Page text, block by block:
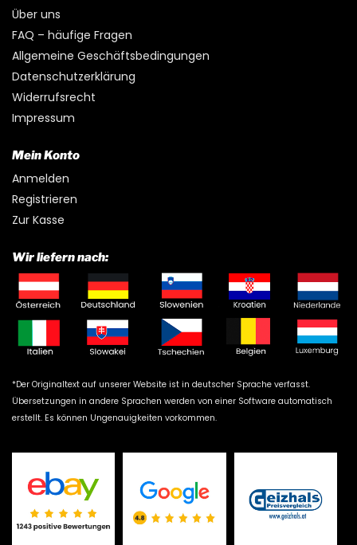
Über uns
FAQ – häufige Fragen
Allgemeine Geschäftsbedingungen
Datenschutzerklärung
Widerrufsrecht
Impressum
Mein Konto
Anmelden
Registrieren
Zur Kasse
Wir liefern nach:
*Der Originaltext auf unserer Website ist in deutscher Sprache verfasst.
Übersetzungen in andere Sprachen werden von einer Software automatisch
erstellt. Es können Ungenauigkeiten vorkommen.